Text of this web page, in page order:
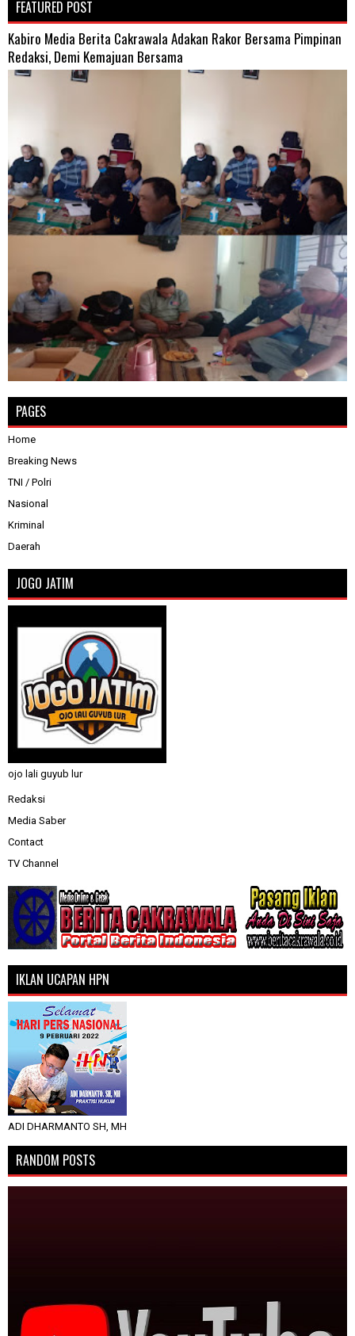
FEATURED POST
Kabiro Media Berita Cakrawala Adakan Rakor Bersama Pimpinan
Redaksi, Demi Kemajuan Bersama
PAGES
Home
Breaking News
TNI / Polri
Nasional
Kriminal
Daerah
JOGO JATIM
ojo lali guyub lur
Redaksi
Media Saber
Contact
TV Channel
IKLAN UCAPAN HPN
ADI DHARMANTO SH, MH
RANDOM POSTS